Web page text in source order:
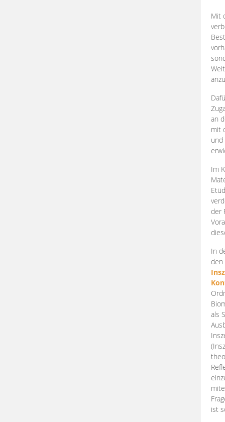
Mit
an
mit
und
Im
der
In
den
als
ist